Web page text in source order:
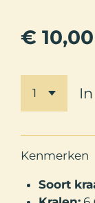
€ 10,00
Kenmerken
Soort